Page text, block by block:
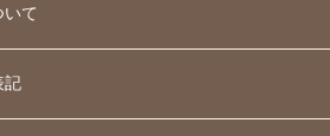
て
記